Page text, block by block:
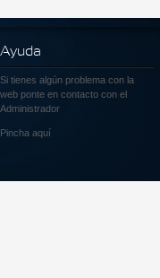
Ayuda
Si tienes algún problema con la
web ponte en contacto con el
Administrador
Pincha aquí